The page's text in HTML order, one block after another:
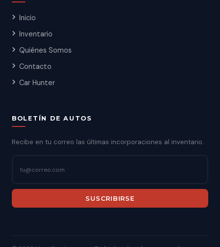
Inicio
Inventario
Quiénes Somos
Contacto
Car Hunter
BOLETÍN DE AUTOS
Recibe en tu correo las últimas incorporaciones al inventario.
SUSCRIBIRSE